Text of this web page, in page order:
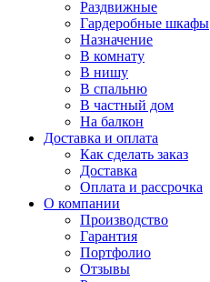
Раздвижные
Гардеробные шкафы
Назначение
В комнату
В нишу
В спальню
В частный дом
На балкон
Доставка и оплата
Как сделать заказ
Доставка
Оплата и рассрочка
О компании
Производство
Гарантия
Портфолио
Отзывы